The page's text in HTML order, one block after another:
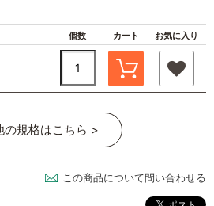
個数 カート お気に入り
の規格はこちら >
この商品について問い合わせる